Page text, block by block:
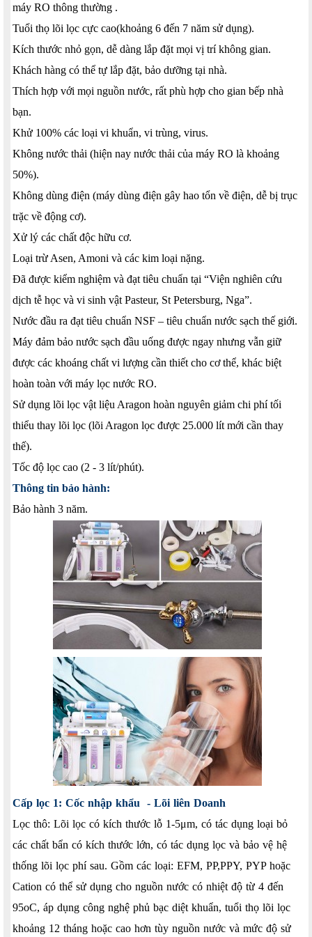
máy RO thông thường .
Tuổi thọ lõi lọc cực cao(khoảng 6 đến 7 năm sử dụng).
Kích thước nhỏ gọn, dễ dàng lắp đặt mọi vị trí không gian.
Khách hàng có thể tự lắp đặt, bảo dưỡng tại nhà.
Thích hợp với mọi nguồn nước, rất phù hợp cho gian bếp nhà
bạn.
Khử 100% các loại vi khuẩn, vi trùng, virus.
Không nước thải (hiện nay nước thải của máy RO là khoảng
50%).
Không dùng điện (máy dùng điện gây hao tổn về điện, dễ bị trục
trặc về động cơ).
Xử lý các chất độc hữu cơ.
Loại trừ Asen, Amoni và các kim loại nặng.
Đã được kiểm nghiệm và đạt tiêu chuẩn tại “Viện nghiên cứu
dịch tễ học và vi sinh vật Pasteur, St Petersburg, Nga”.
Nước đầu ra đạt tiêu chuẩn NSF – tiêu chuẩn nước sạch thế giới.
Máy đảm bảo nước sạch đầu uống được ngay nhưng vẫn giữ
được các khoáng chất vi lượng cần thiết cho cơ thể, khác biệt
hoàn toàn với máy lọc nước RO.
Sử dụng lõi lọc vật liệu Aragon hoàn nguyên giảm chi phí tối
thiểu thay lõi lọc (lõi Aragon lọc được 25.000 lít mới cần thay
thế).
Tốc độ lọc cao (2 - 3 lít/phút).
Thông tin bảo hành:
Bảo hành 3 năm.
Cấp lọc 1: Cốc nhập khẩu - Lõi liên Doanh
Lọc thô: Lõi lọc có kích thước lỗ 1-5μm, có tác dụng loại bỏ
các chất bẩn có kích thước lớn, có tác dụng lọc và bảo vệ hệ
thống lõi lọc phí sau. Gồm các loại: EFM, PP,PPY, PYP hoặc
Cation có thể sử dụng cho nguồn nước có nhiệt độ từ 4 đến
95oC, áp dụng công nghệ phủ bạc diệt khuẩn, tuổi thọ lõi lọc
khoảng 12 tháng hoặc cao hơn tùy nguồn nước và mức độ sử